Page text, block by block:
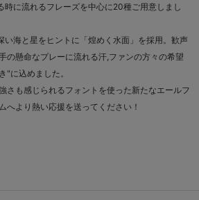
時に流れるフレーズを中心に20種ご用意しまし
い海と星をヒントに「煌めく水面」を採用。歓声
の懸命なプレーに流れる汗,ファンの方々の希望
"に込めました。
さも感じられるフォントを使った新たなエールフ
へより熱い応援を送ってください！